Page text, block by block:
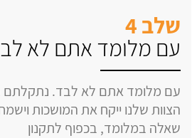
שלב 4
עם מלומד אתם לא
עם מלומד אתם לא לבד. נתקלתם
הצוות שלנו ייקח את המושכות
שאלה במלומד, בכפוף לתקנון